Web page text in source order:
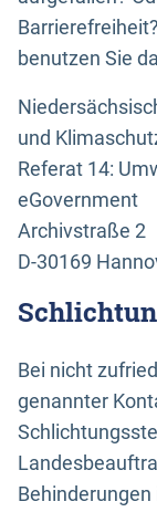
benutzen Sie
und
Referat 14:
eGovernment
Archivstraße 2
D-30169
Bei nicht
genannter